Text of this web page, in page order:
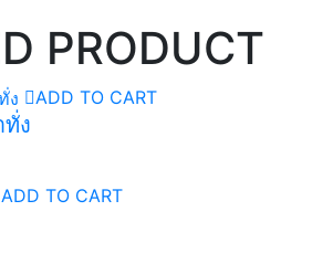
PRODUCT
ADD TO CART
ง
ADD TO CART